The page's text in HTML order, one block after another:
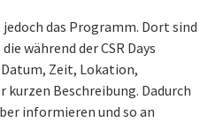
das Programm. Dort sind
während der CSR Days
Zeit, Lokation,
Beschreibung. Dadurch
informieren und so an